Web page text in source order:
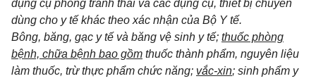
dụng cụ phòng tránh thai và các dụng cụ, thiết bị chuyên
dùng cho y tế khác theo xác nhận của Bộ Y tế.
Bông, băng, gạc y tế và băng vệ sinh y tế; thuốc phòng
bệnh, chữa bệnh bao gồm thuốc thành phẩm, nguyên liệu
làm thuốc, trừ thực phẩm chức năng; vắc-xin; sinh phẩm y